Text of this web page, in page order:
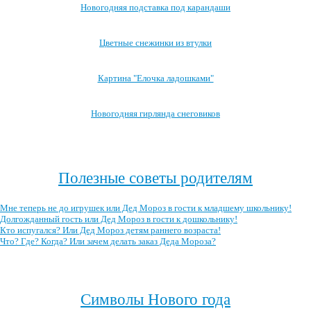
Новогодняя подставка под карандаши
Цветные снежинки из втулки
Картина "Елочка ладошками"
Новогодняя гирлянда снеговиков
Полезные советы родителям
Мне теперь не до игрушек или Дед Мороз в гости к младшему школьнику!
Долгожданный гость или Дед Мороз в гости к дошкольнику!
Кто испугался? Или Дед Мороз детям раннего возраста!
Что? Где? Когда? Или зачем делать заказ Деда Мороза?
Символы Нового года